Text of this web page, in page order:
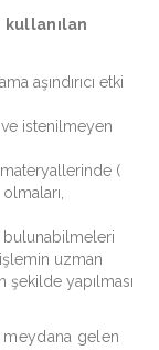
aşındırıcı etki
istenilmeyen
(
bulunabilmeleri
uzman
yapılması
meydana gelen